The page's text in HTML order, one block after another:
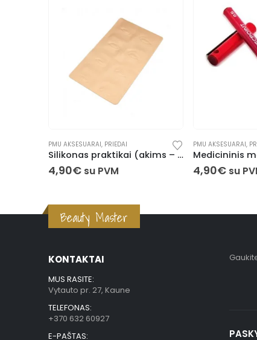
PMU AKSESUARAI, PRIEDAI
Silikonas praktikai (akims – antakiams)
4,90€ su PVM
PMU AKSESUARAI,
4,90€ su
Beauty Master
KONTAKTAI
MUS RASITE:
Vytauto pr. 27, Kaune
TELEFONAS:
+370 632 60927
E-PAŠTAS: